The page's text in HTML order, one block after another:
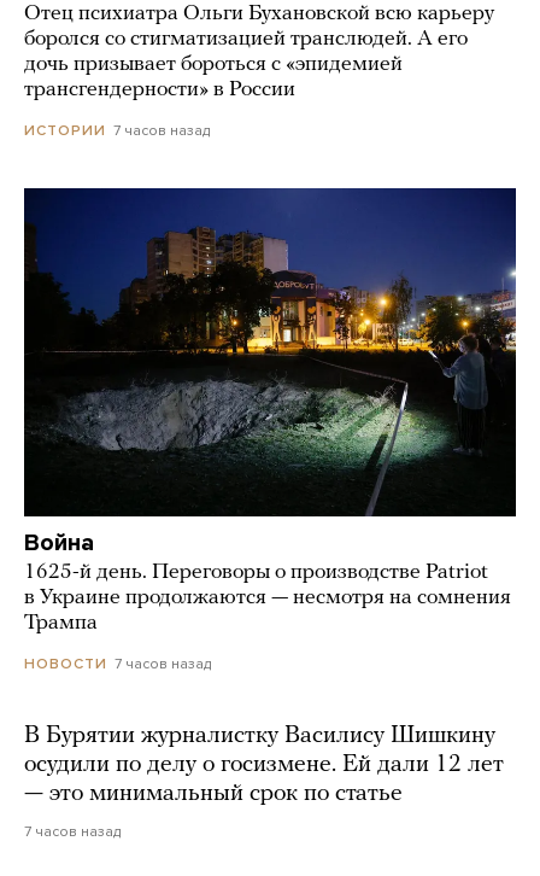
Отец психиатра Ольги Бухановской всю карьеру
боролся со стигматизацией транслюдей. А его
дочь призывает бороться с «эпидемией
трансгендерности» в России
ИСТОРИИ 7 часов назад
Война
1625-й день. Переговоры о производстве Patriot
в Украине продолжаются — несмотря на сомнения
Трампа
НОВОСТИ 7 часов назад
В Бурятии журналистку Василису Шишкину
осудили по делу о госизмене. Ей дали 12 лет
— это минимальный срок по статье
7 часов назад